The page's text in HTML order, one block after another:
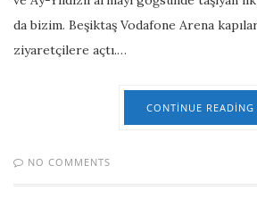
da bizim. Beşiktaş Vodafone Arena
ziyaretçilere açtı.…
CONTINUE READING
NO COMMENTS